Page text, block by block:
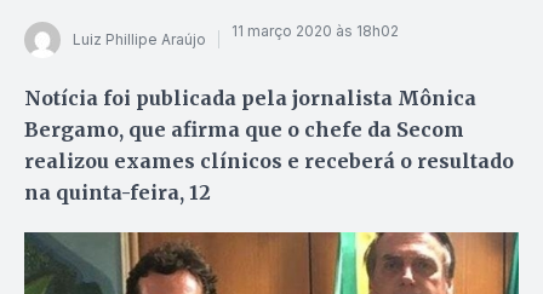
Luiz Phillipe Araújo 11 março 2020 às 18h02
Notícia foi publicada pela jornalista Mônica
Bergamo, que afirma que o chefe da Secom
realizou exames clínicos e receberá o resultado
na quinta-feira, 12